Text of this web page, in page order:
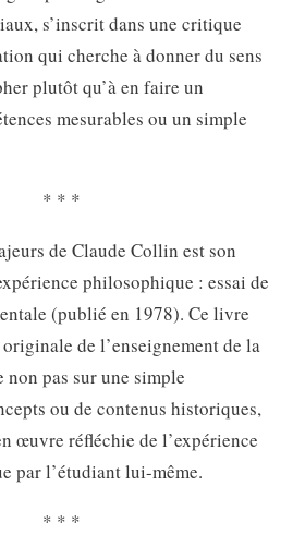
s’inscrit dans une critique
qui cherche à donner du sens
plutôt qu’à en faire un
mesurables ou un simple
* * *
de Claude Collin est son
philosophique : essai de
(publié en 1978). Ce livre
de l’enseignement de la
pas sur une simple
ou de contenus historiques,
œuvre réfléchie de l’expérience
par l’étudiant lui-même.
* * *